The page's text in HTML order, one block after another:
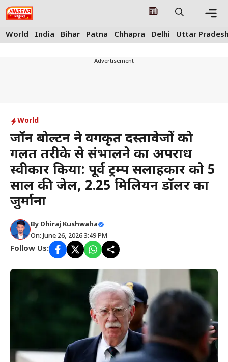
Skip
to
content
World India Bihar Patna Chhapra Delhi Uttar
---Advertisement---
World
जॉन बोल्टन ने वर्गीकृत दस्तावेजों को
गलत तरीके से संभालने का अपराध
स्वीकार किया: पूर्व ट्रम्प सलाहकार को 5
साल की जेल, 2.25 मिलियन डॉलर का
जुर्माना
By Dhiraj Kushwaha
On: June 26, 2026 3:49 PM
Follow Us: